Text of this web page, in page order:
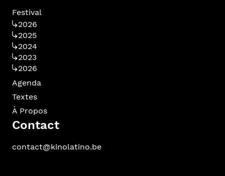
Festival
2026
2025
2024
2023
2026
Agenda
Textes
À Propos
Contact
contact@kinolatino.be